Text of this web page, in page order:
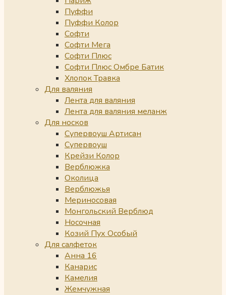
Пуффи
Пуффи Колор
Софти
Софти Мега
Софти Плюс
Софти Плюс Омбре Батик
Хлопок Травка
Для валяния
Лента для валяния
Лента для валяния меланж
Для носков
Супервоуш Артисан
Супервоуш
Крейзи Колор
Верблюжка
Околица
Верблюжья
Мериносовая
Монгольский Верблюд
Носочная
Козий Пух Особый
Для салфеток
Анна 16
Канарис
Камелия
Жемчужная